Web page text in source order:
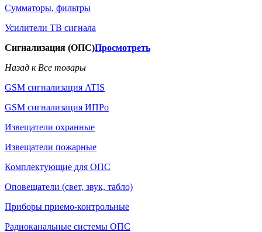
Сумматоры, фильтры
Усилители ТВ сигнала
Сигнализация (ОПС)Просмотреть
Назад к Все товары
GSM сигнализация ATIS
GSM сигнализация ИПРо
Извещатели охранные
Извещатели пожарные
Комплектующие для ОПС
Оповещатели (свет, звук, табло)
Приборы приемо-контрольные
Радиоканальные системы ОПС